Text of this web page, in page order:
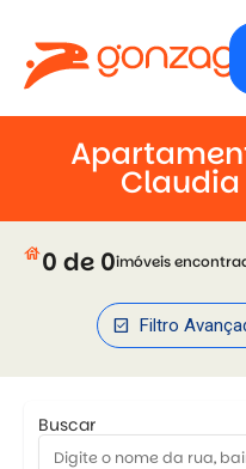
house0 de 0imóveis
check_box Filtro
Buscar